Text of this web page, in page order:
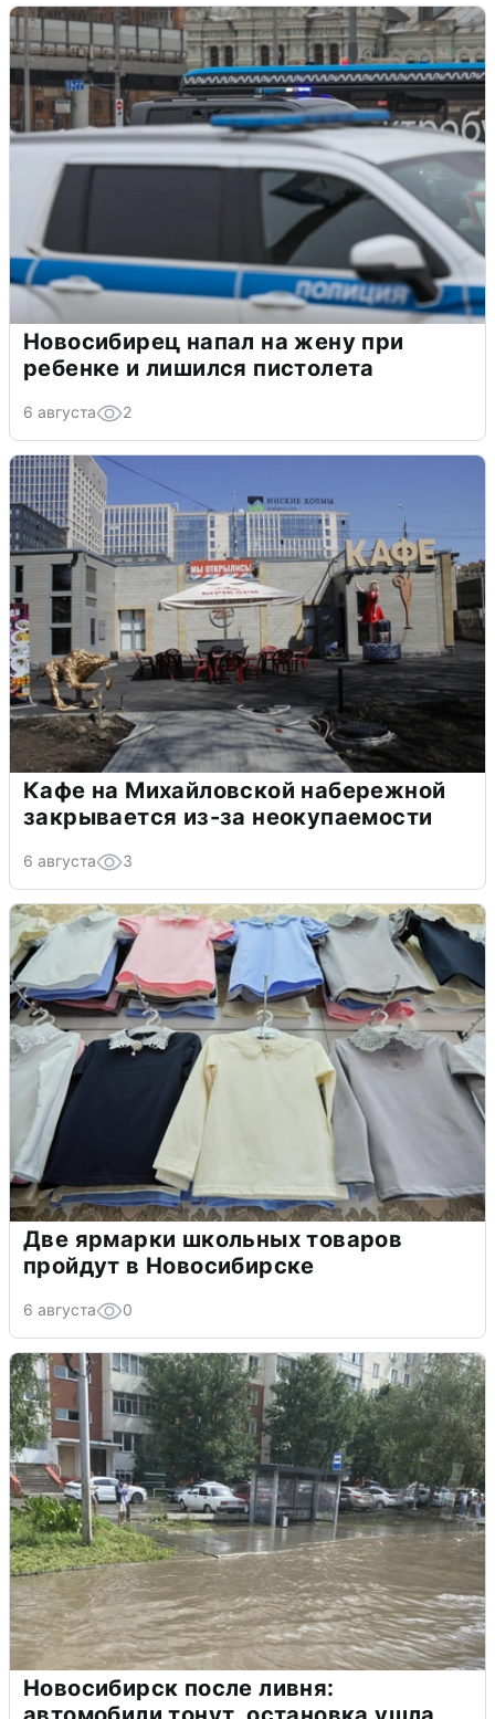
Новосибирец напал на жену при
ребенке и лишился пистолета
6 августа 2
Кафе на Михайловской набережной
закрывается из-за неокупаемости
6 августа 3
Две ярмарки школьных товаров
пройдут в Новосибирске
6 августа 0
Новосибирск после ливня: